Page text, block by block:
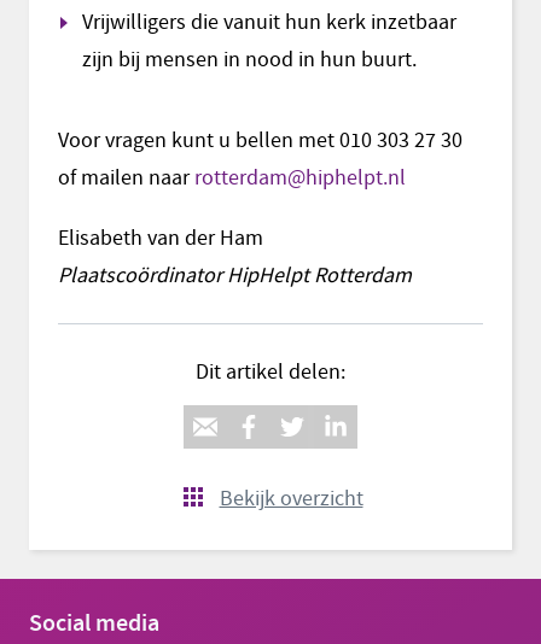
Vrijwilligers die vanuit hun kerk inzetbaar
zijn bij mensen in nood in hun buurt.
Voor vragen kunt u bellen met 010 303 27 30
of mailen naarrotterdam@hiphelpt.nl
Elisabeth van der Ham
Plaatscoördinator HipHelpt Rotterdam
Dit artikel delen:
Bekijk overzicht
Social media